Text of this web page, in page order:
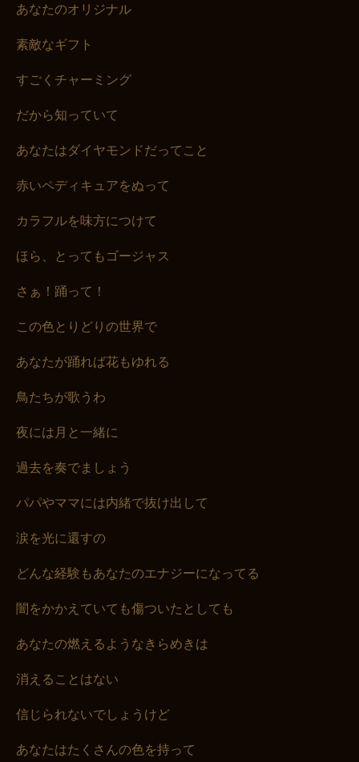
お買い物を続ける
あなたのオリジナル
素敵なギフト
すごくチャーミング
だから知っていて
あなたはダイヤモンドだってこと
赤いペディキュアをぬって
カラフルを味方につけて
ほら、とってもゴージャス
さぁ！踊って！
この色とりどりの世界で
あなたが踊れば花もゆれる
鳥たちが歌うわ
夜には月と一緒に
過去を奏でましょう
パパやママには内緒で抜け出して
涙を光に還すの
どんな経験もあなたのエナジーになってる
闇をかかえていても傷ついたとしても
あなたの燃えるようなきらめきは
消えることはない
信じられないでしょうけど
あなたはたくさんの色を持って